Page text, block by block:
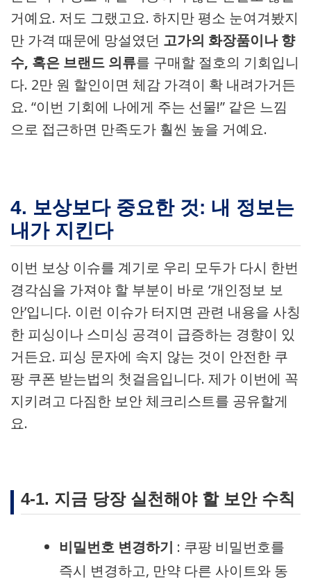
거예요. 저도 그랬고요. 하지만 평소 눈여겨봤지
만 가격 때문에 망설였던 고가의 화장품이나 향
수, 혹은 브랜드 의류를 구매할 절호의 기회입니
다. 2만 원 할인이면 체감 가격이 확 내려가거든
요. “이번 기회에 나에게 주는 선물!” 같은 느낌
으로 접근하면 만족도가 훨씬 높을 거예요.
4. 보상보다 중요한 것: 내 정보는
내가 지킨다
이번 보상 이슈를 계기로 우리 모두가 다시 한번
경각심을 가져야 할 부분이 바로 ‘개인정보 보
안’입니다. 이런 이슈가 터지면 관련 내용을 사칭
한 피싱이나 스미싱 공격이 급증하는 경향이 있
거든요. 피싱 문자에 속지 않는 것이 안전한 쿠
팡 쿠폰 받는법의 첫걸음입니다. 제가 이번에 꼭
지키려고 다짐한 보안 체크리스트를 공유할게
요.
4-1. 지금 당장 실천해야 할 보안 수칙
비밀번호 변경하기 : 쿠팡 비밀번호를
즉시 변경하고, 만약 다른 사이트와 동